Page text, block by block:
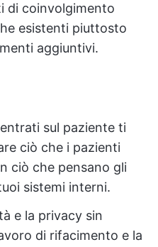
di coinvolgimento
esistenti piuttosto
aggiuntivi.
sul paziente ti
ciò che i pazienti
ciò che pensano gli
sistemi interni.
e la privacy sin
di rifacimento e la